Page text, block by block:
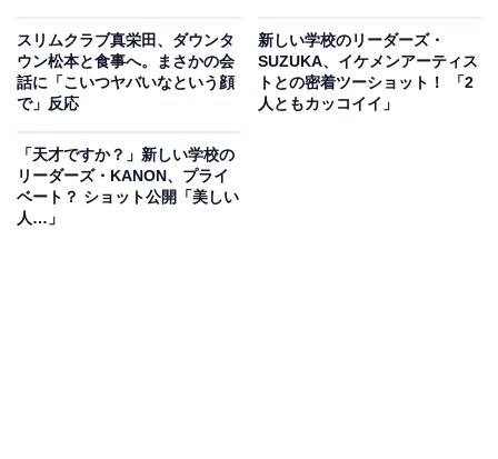
スリムクラブ真栄田、ダウンタ
ウン松本と食事へ。まさかの会
話に「こいつヤバいなという顔
で」反応
新しい学校のリーダーズ・
SUZUKA、イケメンアーティス
トとの密着ツーショット！ 「2
人ともカッコイイ」
「天才ですか？」新しい学校の
リーダーズ・KANON、プライ
ベート？ ショット公開「美しい
人…」